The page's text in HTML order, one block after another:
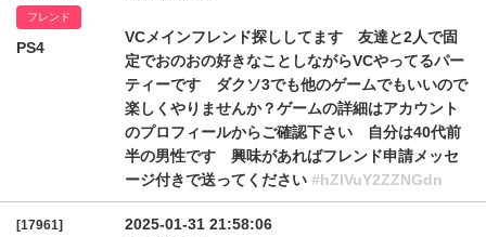
フレンド
PS4
VCメインフレンド探ししてます 友達と2人で固
定でおのおの好きなことしながらVCやってるパー
ティーです ダクソ3でも他のゲームでもいいので
楽しくやりませんか？ゲームの詳細はアカウント
のプロフィールからご確認下さい 自分は40代前
半の男性です 興味があればフレンド申請メッセ
ージ付きで送ってください #hZlVuY2ZZNGdn
[17961]
2025-01-31 21:58:06